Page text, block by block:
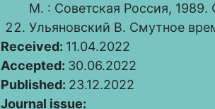
М. : Советская Россия, 1989.
Ульяновский В. Смутное
Received: 11.04.2022
Accepted: 30.06.2022
Published: 23.12.2022
Journal issue: